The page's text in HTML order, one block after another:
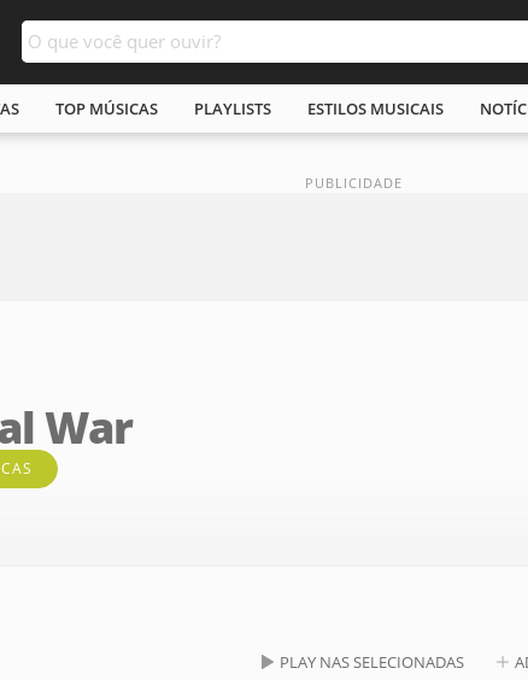
TOP MÚSICAS PLAYLISTS ESTILOS MUSICAIS
War
PLAY NAS SELECIONADAS